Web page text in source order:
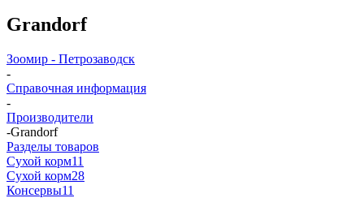
Grandorf
Зоомир - Петрозаводск
-
Справочная информация
-
Производители
-Grandorf
Разделы товаров
Cухой корм11
Cухой корм28
Консервы11